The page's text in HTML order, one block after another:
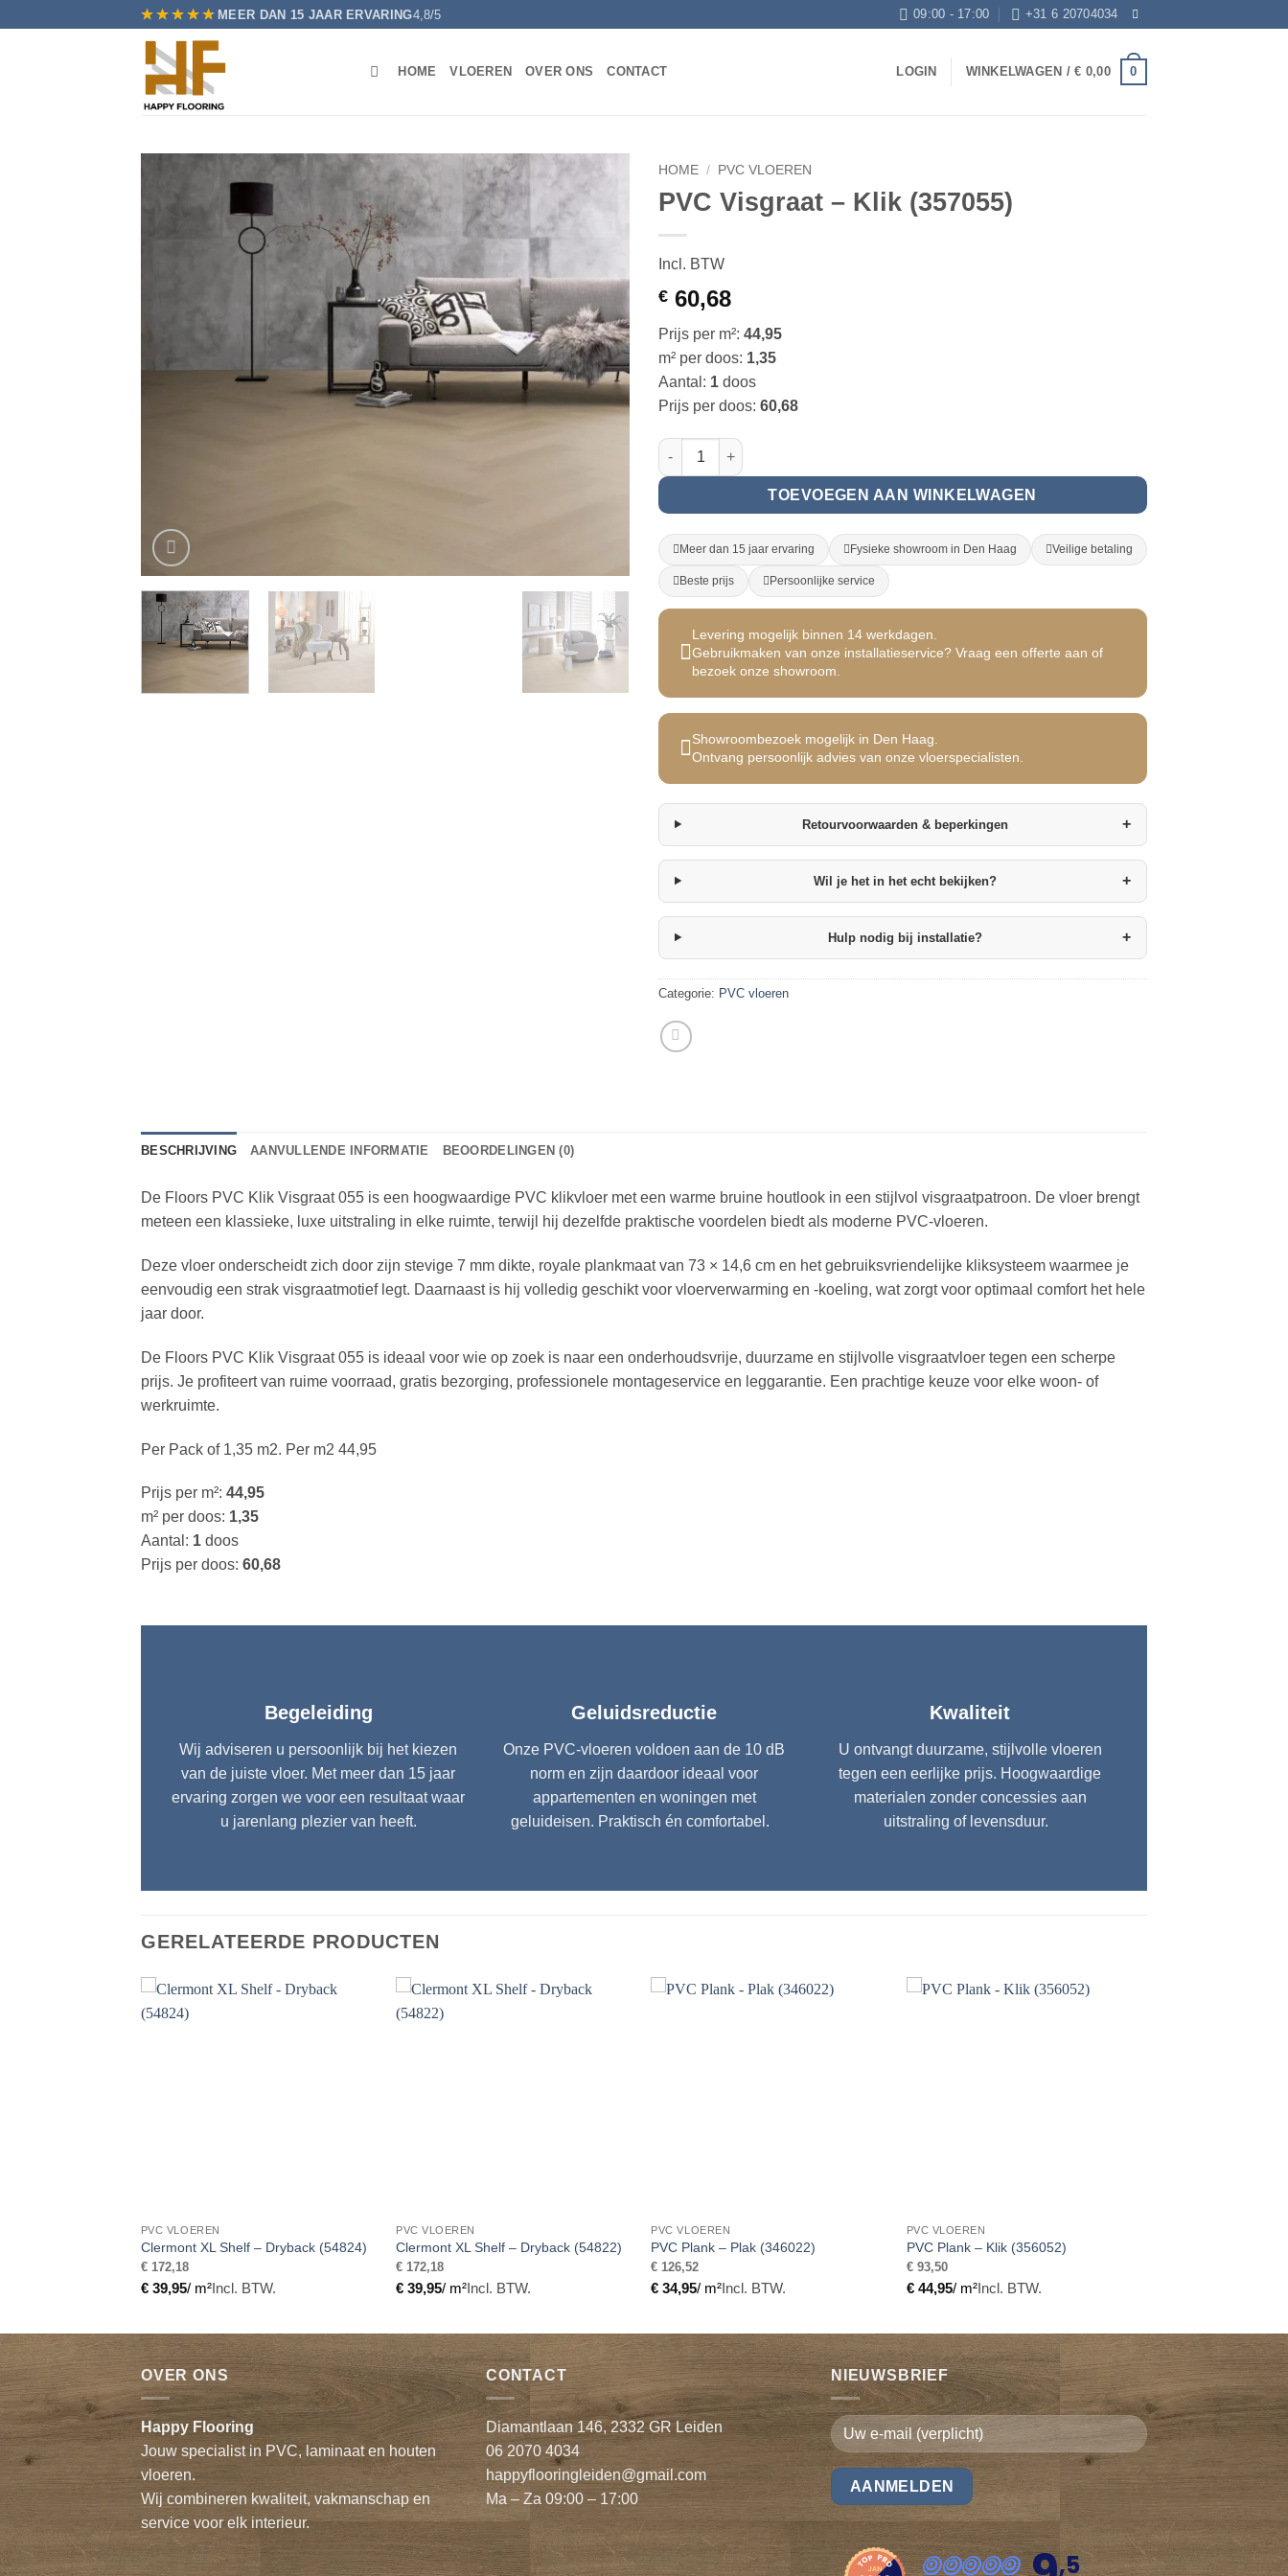
★★★★★
★★★★★ MEER DAN 15 JAAR ERVARING4,8/5 09:00 - 17:00 +31 6 20704034
HOME VLOEREN OVER ONS CONTACT LOGIN WINKELWAGEN /€ 0,00 0
Toevoegen
HOME / PVC VLOEREN
PVC Visgraat – Klik (357055)
Incl. BTW
€ 60,68
Prijs per m²: 44,95
m² per doos: 1,35
Aantal: 1 doos
Prijs per doos: 60,68
PVC Visgraat - Klik (357055) aantal
TOEVOEGEN AAN WINKELWAGEN
Meer dan 15 jaar ervaring Fysieke showroom in Den Haag Veilige betaling
Beste prijs Persoonlijke service
Levering mogelijk binnen 14 werkdagen.
Gebruikmaken van onze installatieservice? Vraag een offerte aan of
bezoek onze showroom.
Showroombezoek mogelijk in Den Haag.
Ontvang persoonlijk advies van onze vloerspecialisten.
Retourvoorwaarden & beperkingen +
Wil je het in het echt bekijken? +
Hulp nodig bij installatie? +
Categorie: PVC vloeren
BESCHRIJVING AANVULLENDE INFORMATIE BEOORDELINGEN (0)
De Floors PVC Klik Visgraat 055 is een hoogwaardige PVC klikvloer met een warme bruine houtlook in een stijlvol visgraatpatroon. De vloer brengt
meteen een klassieke, luxe uitstraling in elke ruimte, terwijl hij dezelfde praktische voordelen biedt als moderne PVC-vloeren.
Deze vloer onderscheidt zich door zijn stevige 7 mm dikte, royale plankmaat van 73 × 14,6 cm en het gebruiksvriendelijke kliksysteem waarmee je
eenvoudig een strak visgraatmotief legt. Daarnaast is hij volledig geschikt voor vloerverwarming en -koeling, wat zorgt voor optimaal comfort het hele
jaar door.
De Floors PVC Klik Visgraat 055 is ideaal voor wie op zoek is naar een onderhoudsvrije, duurzame en stijlvolle visgraatvloer tegen een scherpe
prijs. Je profiteert van ruime voorraad, gratis bezorging, professionele montageservice en leggarantie. Een prachtige keuze voor elke woon- of
werkruimte.
Per Pack of 1,35 m2. Per m2 44,95
Prijs per m²: 44,95
m² per doos: 1,35
Aantal: 1 doos
Prijs per doos: 60,68
Begeleiding
Wij adviseren u persoonlijk bij het kiezen
van de juiste vloer. Met meer dan 15 jaar
ervaring zorgen we voor een resultaat waar
u jarenlang plezier van heeft.
Geluidsreductie
Onze PVC-vloeren voldoen aan de 10 dB
norm en zijn daardoor ideaal voor
appartementen en woningen met
geluideisen. Praktisch én comfortabel.
Kwaliteit
U ontvangt duurzame, stijlvolle vloeren
tegen een eerlijke prijs. Hoogwaardige
materialen zonder concessies aan
uitstraling of levensduur.
GERELATEERDE PRODUCTEN
PVC VLOEREN
Clermont XL Shelf – Dryback (54824)
€172,18
€39,95/ m²Incl. BTW.
PVC VLOEREN
Clermont XL Shelf – Dryback (54822)
€ 172,18
€ 39,95/ m²Incl. BTW.
PVC VLOEREN
PVC Plank – Plak (346022)
€ 126,52
€ 34,95/ m²Incl. BTW.
PVC VLOEREN
PVC Plank – Klik (356052)
€93,50
€44,95/ m²Incl. BTW.
OVER ONS
Happy Flooring
Jouw specialist in PVC, laminaat en houten
vloeren.
Wij combineren kwaliteit, vakmanschap en
service voor elk interieur.
CONTACT
Diamantlaan 146, 2332 GR Leiden
06 2070 4034
happyflooringleiden@gmail.com
Ma – Za 09:00 – 17:00
NIEUWSBRIEF
,5